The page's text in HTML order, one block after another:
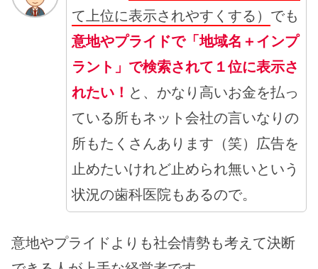
て上位に表示されやすくする） でも
意地やプライドで「地域名＋インプ
ラント」で検索されて１位に表示さ
れたい！ と、かなり高いお金を払っ
ている所もネット会社の言いなりの
所もたくさんあります（笑）広告を
止めたいけれど止められ無いという
状況の歯科医院もあるので。
意地やプライドよりも社会情勢も考えて決断